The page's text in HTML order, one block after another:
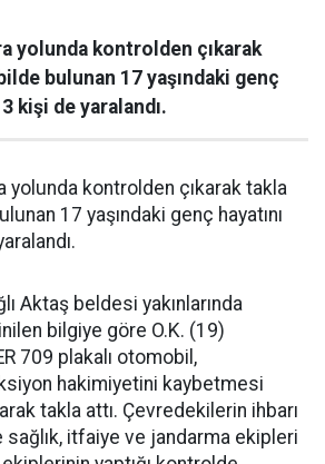
yolunda kontrolden çıkarak
bulunan 17 yaşındaki genç
kişi de yaralandı.
yolunda kontrolden çıkarak takla
17 yaşındaki genç hayatını
Aktaş beldesi yakınlarında
bilgiye göre O.K. (19)
709 plakalı otomobil,
hakimiyetini kaybetmesi
takla attı. Çevredekilerin ihbarı
sağlık, itfaiye ve jandarma ekipleri